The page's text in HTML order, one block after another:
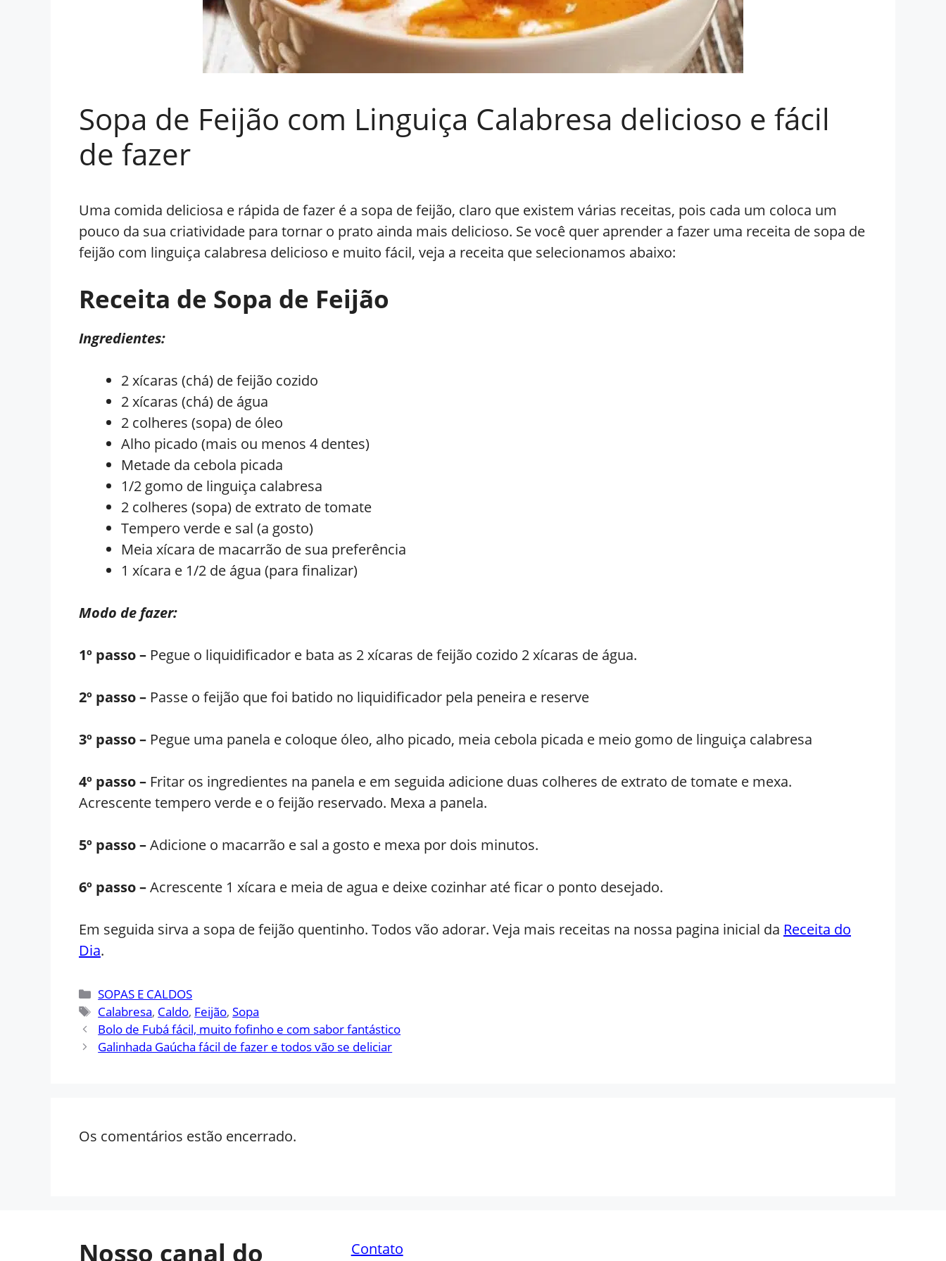
Sopa de Feijão com Linguiça Calabresa delicioso e fácil
de fazer
Uma comida deliciosa e rápida de fazer é a sopa de feijão, claro que existem várias receitas, pois cada um coloca um
pouco da sua criatividade para tornar o prato ainda mais delicioso. Se você quer aprender a fazer uma receita de sopa de
feijão com linguiça calabresa delicioso e muito fácil, veja a receita que selecionamos abaixo:
Receita de Sopa de Feijão
Ingredientes:
2 xícaras (chá) de feijão cozido
2 xícaras (chá) de água
2 colheres (sopa) de óleo
Alho picado (mais ou menos 4 dentes)
Metade da cebola picada
1/2 gomo de linguiça calabresa
2 colheres (sopa) de extrato de tomate
Tempero verde e sal (a gosto)
Meia xícara de macarrão de sua preferência
1 xícara e 1/2 de água (para finalizar)
Modo de fazer:
1º passo – Pegue o liquidificador e bata as 2 xícaras de feijão cozido 2 xícaras de água.
2º passo – Passe o feijão que foi batido no liquidificador pela peneira e reserve
3º passo – Pegue uma panela e coloque óleo, alho picado, meia cebola picada e meio gomo de linguiça calabresa
4º passo – Fritar os ingredientes na panela e em seguida adicione duas colheres de extrato de tomate e mexa.
Acrescente tempero verde e o feijão reservado. Mexa a panela.
5º passo –Adicione o macarrão e sal a gosto e mexa por dois minutos.
6º passo –Acrescente 1 xícara e meia de agua e deixe cozinhar até ficar o ponto desejado.
Em seguida sirva a sopa de feijão quentinho. Todos vão adorar. Veja mais receitas na nossa pagina inicial da Receita do
Dia.
Categorias
SOPAS E CALDOS
Tags
Calabresa, Caldo, Feijão,Sopa
Bolo de Fubá fácil, muito fofinho e com sabor fantástico
Galinhada Gaúcha fácil de fazer e todos vão se deliciar
Os comentários estão encerrado.
Nosso canal do Contato